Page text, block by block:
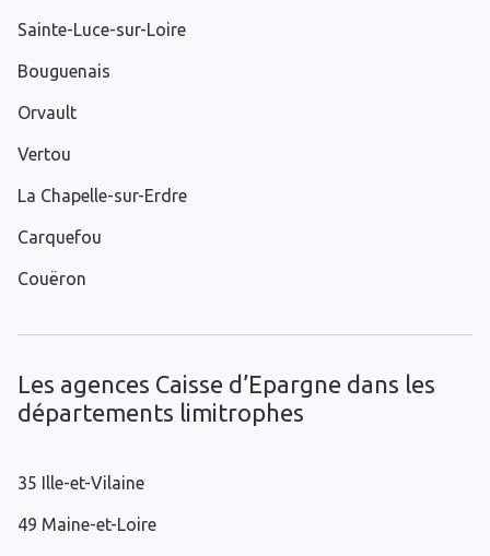
Sainte-Luce-sur-Loire
Bouguenais
Orvault
Vertou
La Chapelle-sur-Erdre
Carquefou
Couëron
Les agences Caisse d’Epargne dans les
départements limitrophes
35 Ille-et-Vilaine
49 Maine-et-Loire